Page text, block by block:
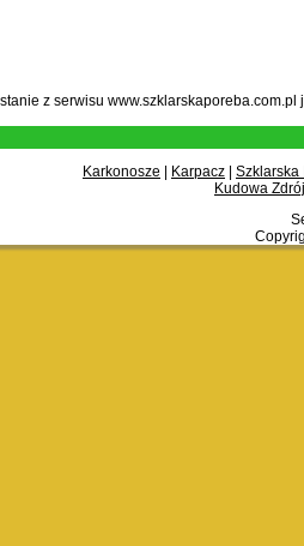
z serwisu
Karkonosze Karpacz
Szklarska
Kudowa